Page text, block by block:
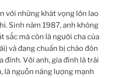
với những khát vọng lớn lao
Sinh năm 1987, anh không
sắc mà còn là người cha của
và đang chuẩn bị chào đón
Với anh, gia đình là trái
là nguồn năng lượng mạnh